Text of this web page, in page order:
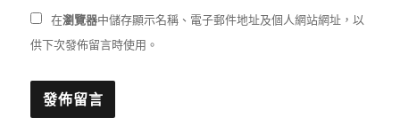
在瀏覽器中儲存顯示名稱、電子郵件地址及個人網站網址，以
供下次發佈留言時使用。